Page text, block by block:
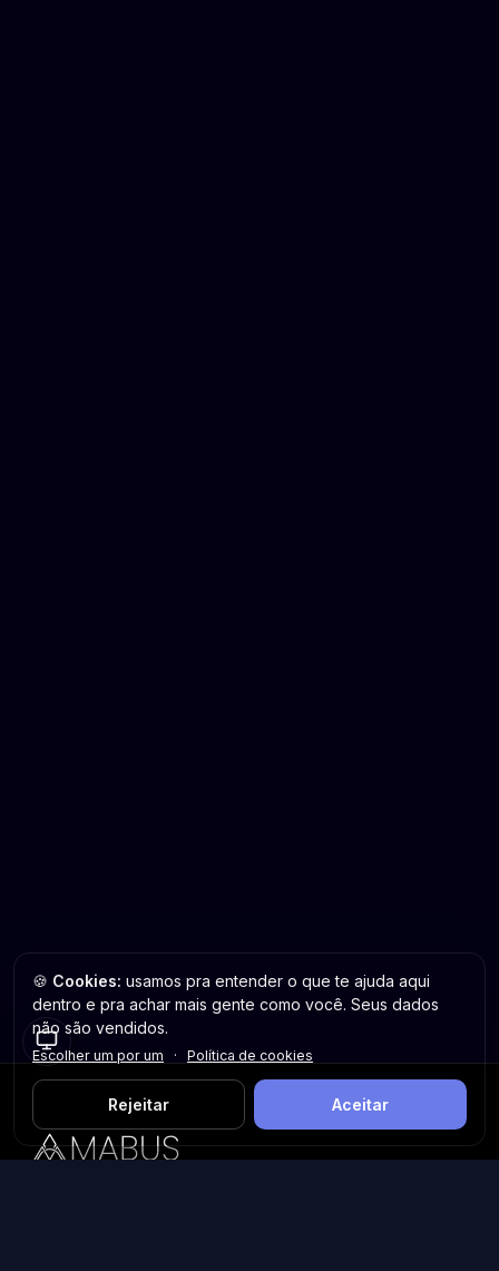
🍪 Cookies: usamos pra entender o que te ajuda aqui
dentro e pra achar mais gente como você. Seus dados
não são vendidos.
Escolher um por um · Política de cookies
Rejeitar Aceitar